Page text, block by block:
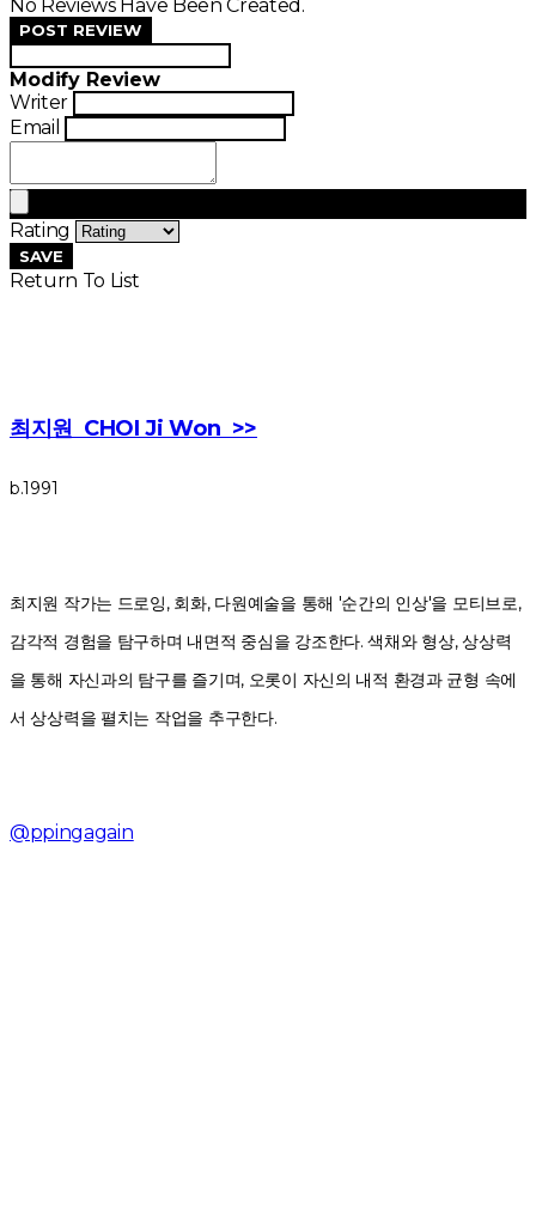
No Reviews Have Been Created.
POST REVIEW
Modify Review
Writer
Email
Rating
SAVE
Return To List
최지원 CHOI Ji Won >>
b.1991
최지원 작가는 드로잉, 회화, 다원예술을 통해 '순간의 인상'을 모티브로,
감각적 경험을 탐구하며 내면적 중심을 강조한다. 색채와 형상, 상상력
을 통해 자신과의 탐구를 즐기며, 오롯이 자신의 내적 환경과 균형 속에
서 상상력을 펼치는 작업을 추구한다.
@ppingagain